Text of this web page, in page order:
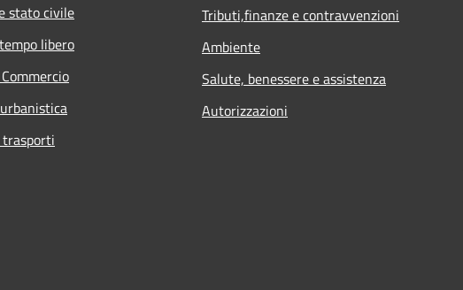
stato civile
libero
Tributi,finanze e contravvenzioni
Ambiente
Salute, benessere e assistenza
Autorizzazioni